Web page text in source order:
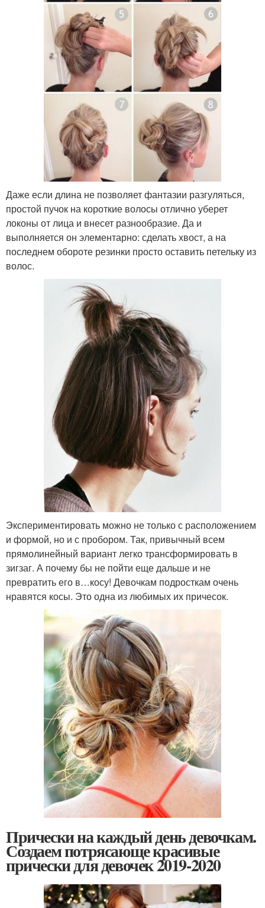
Даже если длина не позволяет фантазии разгуляться,
простой пучок на короткие волосы отлично уберет
локоны от лица и внесет разнообразие. Да и
выполняется он элементарно: сделать хвост, а на
последнем обороте резинки просто оставить петельку из
волос.
Экспериментировать можно не только с расположением
и формой, но и с пробором. Так, привычный всем
прямолинейный вариант легко трансформировать в
зигзаг. А почему бы не пойти еще дальше и не
превратить его в…косу! Девочкам подросткам очень
нравятся косы. Это одна из любимых их причесок.
Прически на каждый день девочкам.
Создаем потрясающе красивые
прически для девочек 2019-2020